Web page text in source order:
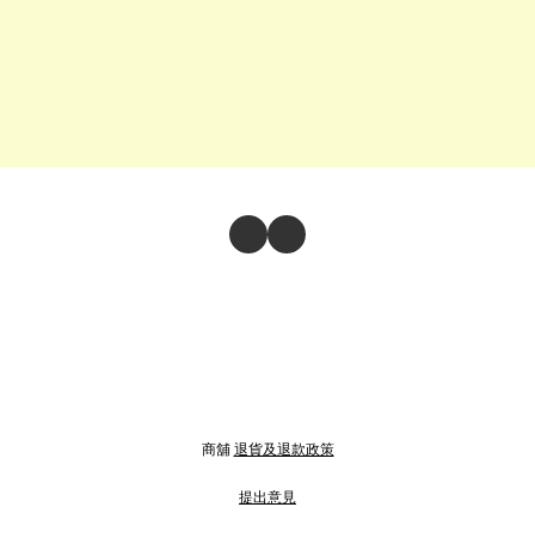
商舖 退貨及退款政策
提出意見